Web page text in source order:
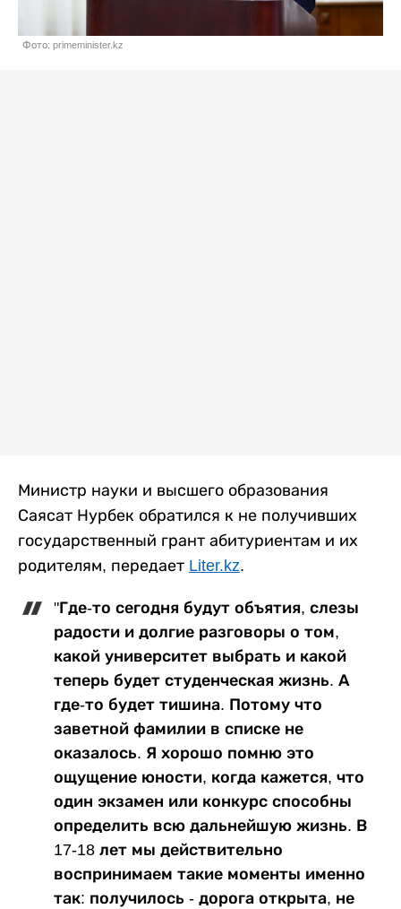
Фото: primeminister.kz
Министр науки и высшего образования
Саясат Нурбек обратился к не получивших
государственный грант абитуриентам и их
родителям, передает Liter.kz.
"Где-то сегодня будут объятия, слезы
радости и долгие разговоры о том,
какой университет выбрать и какой
теперь будет студенческая жизнь. А
где-то будет тишина. Потому что
заветной фамилии в списке не
оказалось. Я хорошо помню это
ощущение юности, когда кажется, что
один экзамен или конкурс способны
определить всю дальнейшую жизнь. В
17-18 лет мы действительно
воспринимаем такие моменты именно
так: получилось - дорога открыта, не